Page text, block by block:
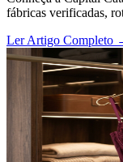
fábricas verificadas,
Ler Artigo Completo